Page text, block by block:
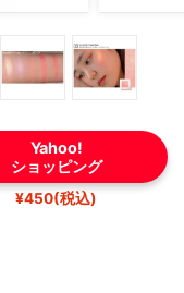
Yahoo!
ショッピング
¥450(税込)